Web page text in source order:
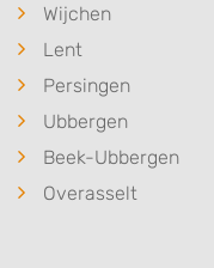
Wijchen
Lent
Persingen
Ubbergen
Beek-Ubbergen
Overasselt